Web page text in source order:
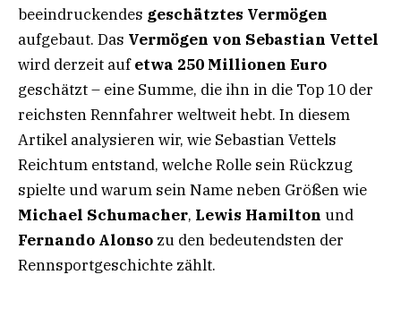
beeindruckendes geschätztes Vermögen
aufgebaut. Das Vermögen von Sebastian Vettel
wird derzeit aufetwa 250 Millionen Euro
geschätzt – eine Summe, die ihn in die Top 10 der
reichsten Rennfahrer weltweit hebt. In diesem
Artikel analysieren wir, wie Sebastian Vettels
Reichtum entstand, welche Rolle sein Rückzug
spielte und warum sein Name neben Größen wie
Michael Schumacher, Lewis Hamilton und
Fernando Alonso zu den bedeutendsten der
Rennsportgeschichte zählt.